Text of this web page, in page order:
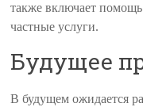
также включает
частные услуги.
Будущее
В будущем ожидается